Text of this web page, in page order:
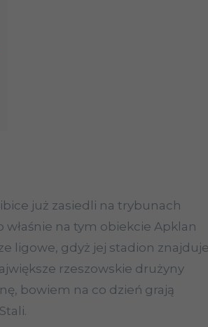
już zasiedli na trybunach
właśnie na tym obiekcie Apklan
ligowe, gdyż jej stadion znajduje
rzeszowskie drużyny
bowiem na co dzień grają